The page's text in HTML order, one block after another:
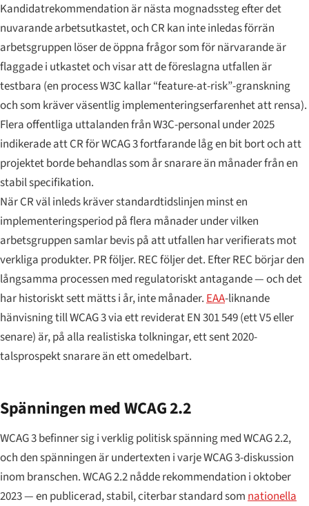
Kandidatrekommendation är nästa mognadssteg efter det
nuvarande arbetsutkastet, och CR kan inte inledas förrän
arbetsgruppen löser de öppna frågor som för närvarande är
flaggade i utkastet och visar att de föreslagna utfallen är
testbara (en process W3C kallar “feature-at-risk”-granskning
och som kräver väsentlig implementeringserfarenhet att rensa).
Flera offentliga uttalanden från W3C-personal under 2025
indikerade att CR för WCAG 3 fortfarande låg en bit bort och att
projektet borde behandlas som år snarare än månader från en
stabil specifikation.
När CR väl inleds kräver standardtidslinjen minst en
implementeringsperiod på flera månader under vilken
arbetsgruppen samlar bevis på att utfallen har verifierats mot
verkliga produkter. PR följer. REC följer det. Efter REC börjar den
långsamma processen med regulatoriskt antagande — och det
har historiskt sett mätts i år, inte månader.EAA-liknande
hänvisning till WCAG 3 via ett reviderat EN 301 549 (ett V5 eller
senare) är, på alla realistiska tolkningar, ett sent 2020-
talsprospekt snarare än ett omedelbart.
Spänningen med WCAG 2.2
WCAG 3 befinner sig i verklig politisk spänning med WCAG 2.2,
och den spänningen är undertexten i varje WCAG 3-diskussion
inom branschen. WCAG 2.2 nådde rekommendation i oktober
2023 — en publicerad, stabil, citerbar standard somnationella